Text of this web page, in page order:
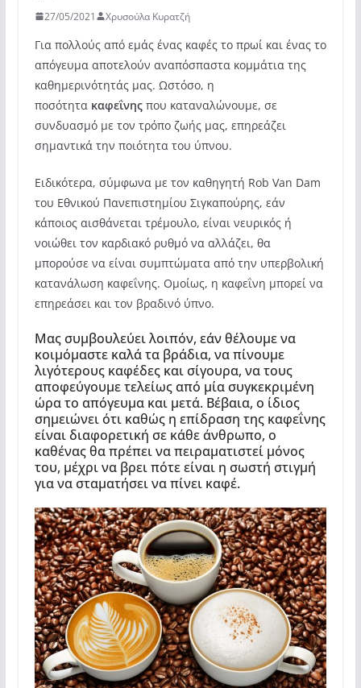
27/05/2021 Χρυσούλα Κυρατζή
Για πολλούς από εμάς ένας καφές το πρωί και ένας το
απόγευμα αποτελούν αναπόσπαστα κομμάτια της
καθημερινότητάς μας. Ωστόσο, η
ποσότητα καφεΐνηςπου καταναλώνουμε, σε
συνδυασμό με τον τρόπο ζωής μας, επηρεάζει
σημαντικά την ποιότητα του ύπνου.
Ειδικότερα, σύμφωνα με τον καθηγητή Rob Van Dam
του Εθνικού Πανεπιστημίου Σιγκαπούρης, εάν
κάποιος αισθάνεται τρέμουλο, είναι νευρικός ή
νοιώθει τον καρδιακό ρυθμό να αλλάζει, θα
μπορούσε να είναι συμπτώματα από την υπερβολική
κατανάλωση καφεΐνης. Ομοίως, η καφεΐνη μπορεί να
επηρεάσει και τον βραδινό ύπνο.
Μας συμβουλεύει λοιπόν, εάν θέλουμε να
κοιμόμαστε καλά τα βράδια, να πίνουμε
λιγότερους καφέδες και σίγουρα, να τους
αποφεύγουμε τελείως από μία συγκεκριμένη
ώρα το απόγευμα και μετά. Βέβαια, ο ίδιος
σημειώνει ότι καθώς η επίδραση της καφεΐνης
είναι διαφορετική σε κάθε άνθρωπο, ο
καθένας θα πρέπει να πειραματιστεί μόνος
του, μέχρι να βρει πότε είναι η σωστή στιγμή
για να σταματήσει να πίνει καφέ.